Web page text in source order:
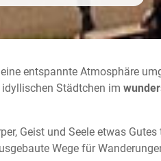
entspannte Atmosphäre
idyllischen Städtchen im
Geist und Seele etwas
Wege für